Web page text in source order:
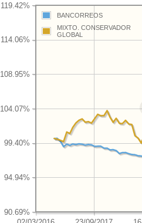
90.69%
94.94%
99.40%
104.07%
108.95%
114.06%
119.42%
BANCORREOS
MIXTO. CONSERVADOR
GLOBAL